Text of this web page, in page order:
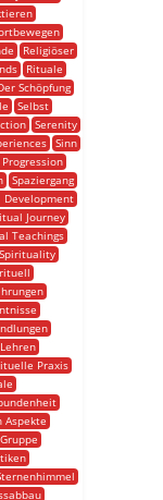
Religiöser
Rituale
Schöpfung
Selbst
Serenity
Sinn
Spaziergang
Development
Journey
Teachings
Spirituality
Praxis
Aspekte